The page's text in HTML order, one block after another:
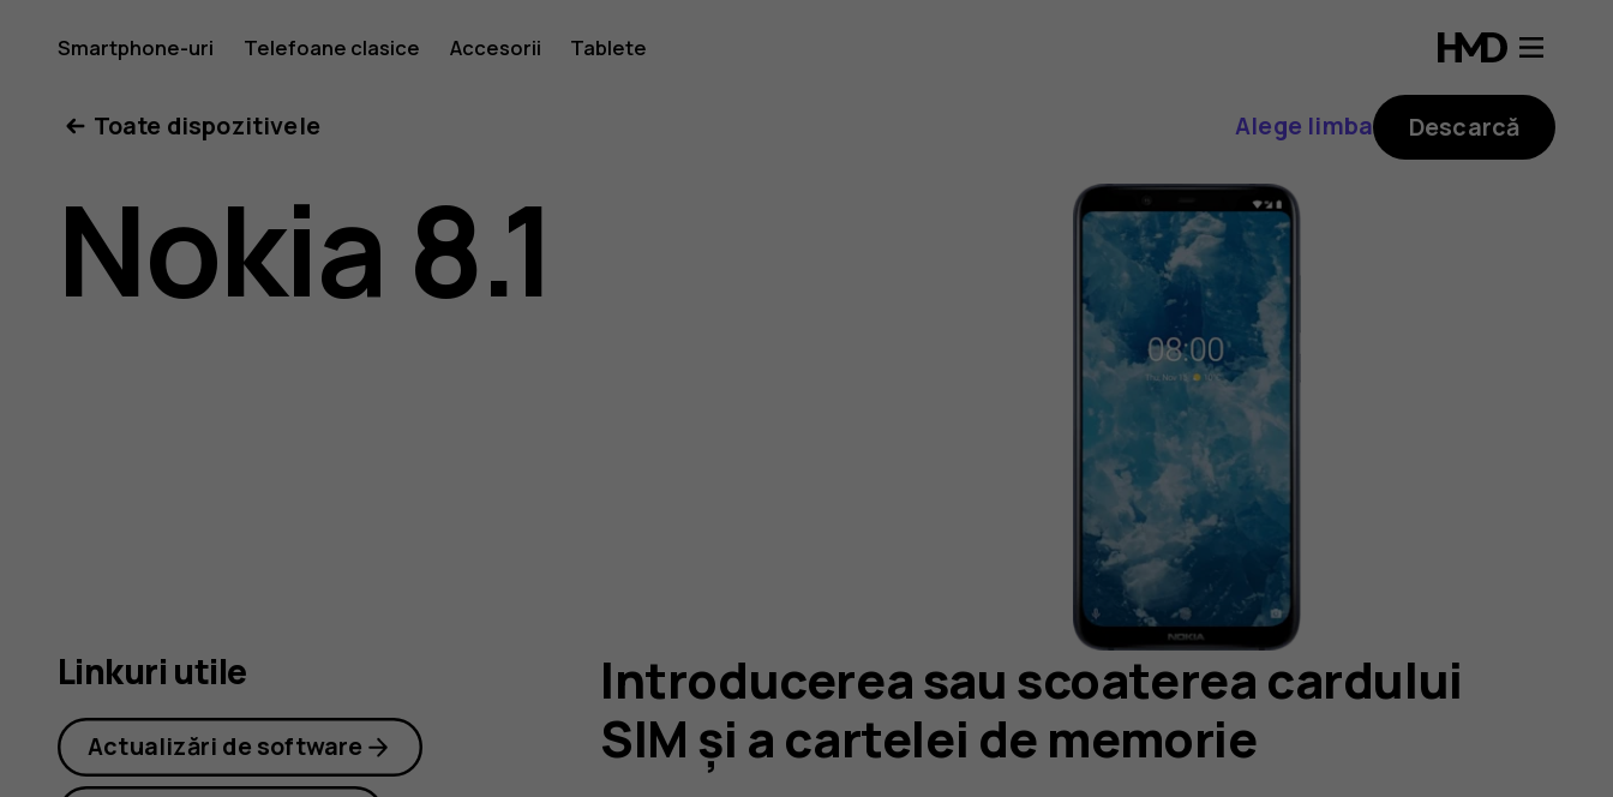
Ghid
de
utilizare
Smartphone-uri Telefoane clasice Accesorii Tablete
Toate dispozitivele Alege limba Descarcă
Nokia 8.1
Introducerea sau scoaterea cardului
SIM și a cartelei de memorie
Linkuri utile
Actualizări de software